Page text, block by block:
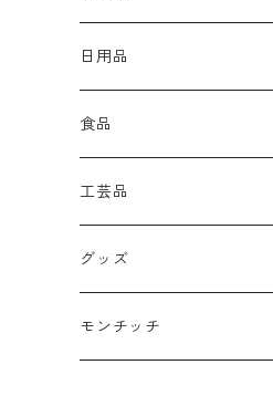
日用品
食品
工芸品
グッズ
モンチッチ